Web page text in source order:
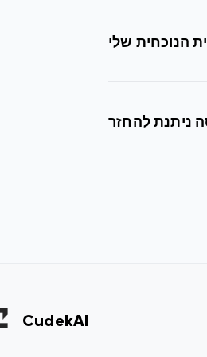
CudekAI